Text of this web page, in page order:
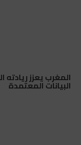
المغرب يعزز ريادته
البيانات المعتمدة